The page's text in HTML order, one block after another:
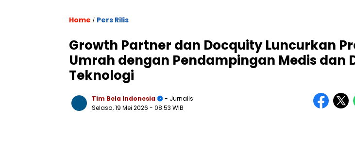
Home / Pers Rilis
Growth Partner dan Docquity Luncurkan
Umrah dengan Pendampingan Medis dan
Teknologi
Tim Bela Indonesia
- Jurnalis
Selasa, 19 Mei 2026 - 08:53 WIB